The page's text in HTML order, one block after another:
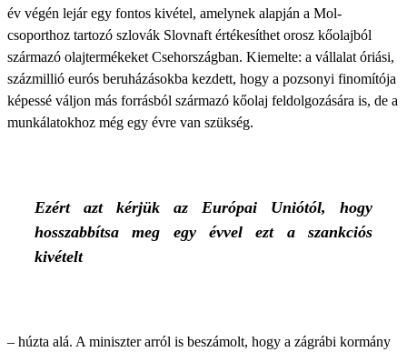
év végén lejár egy fontos kivétel, amelynek alapján a Mol-
csoporthoz tartozó szlovák Slovnaft értékesíthet orosz kőolajból
származó olajtermékeket Csehországban. Kiemelte: a vállalat óriási,
százmillió eurós beruházásokba kezdett, hogy a pozsonyi finomítója
képessé váljon más forrásból származó kőolaj feldolgozására is, de a
munkálatokhoz még egy évre van szükség.
Ezért azt kérjük az Európai Uniótól, hogy
hosszabbítsa meg egy évvel ezt a szankciós
kivételt
– húzta alá. A miniszter arról is beszámolt, hogy a zágrábi kormány